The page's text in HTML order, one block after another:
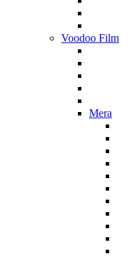
Voodoo Film
Mera